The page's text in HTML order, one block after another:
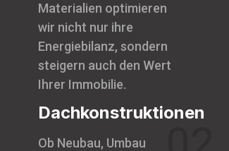
Materialien optimieren
wir nicht nur ihre
Energiebilanz, sondern
steigern auch den Wert
Ihrer Immobilie.
Dachkonstruktionen
Ob Neubau, Umbau